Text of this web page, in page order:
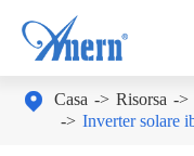
 Casa Risorsa
Inverter solare